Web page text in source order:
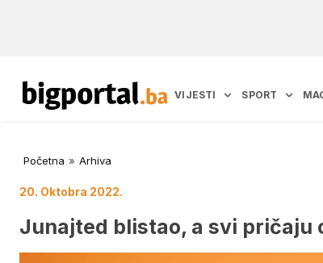
VIJESTI SPORT
Početna » Arhiva
20. Oktobra 2022.
Junajted blistao, a svi pričaju